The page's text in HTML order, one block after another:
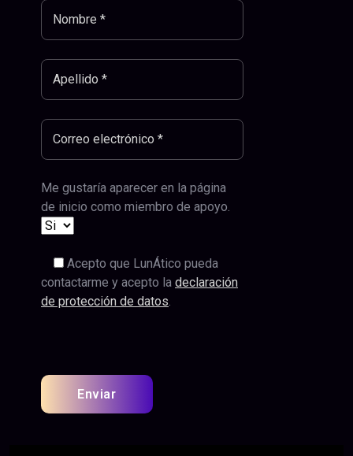
Me gustaría aparecer en la página
de inicio como miembro de apoyo.
Acepto que LunÁtico pueda
contactarme y acepto la declaración
de protección de datos